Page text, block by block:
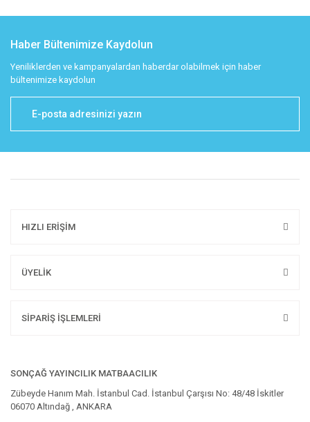
Haber Bültenimize Kaydolun
Yeniliklerden ve kampanyalardan haberdar olabilmek için haber
bültenimize kaydolun
HIZLI ERİŞİM
ÜYELİK
SİPARİŞ İŞLEMLERİ
SONÇAĞ YAYINCILIK MATBAACILIK
Zübeyde Hanım Mah. İstanbul Cad. İstanbul Çarşısı No: 48/48 İskitler
06070 Altındağ , ANKARA